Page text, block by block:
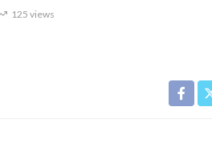
125 views